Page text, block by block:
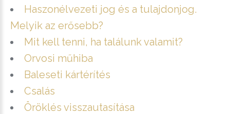
Haszonélvezeti jog és a tulajdonjog.
Melyik az erősebb?
Mit kell tenni, ha találunk valamit?
Orvosi műhiba
Baleseti kártérítés
Csalás
Öröklés visszautasítása